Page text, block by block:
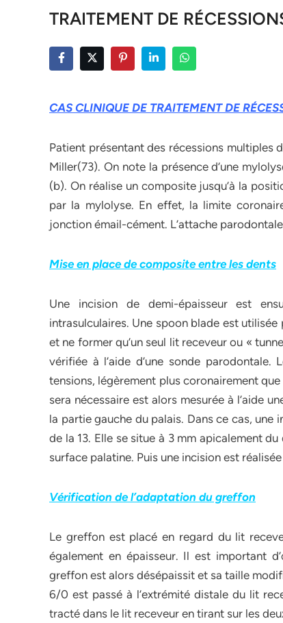
TRAITEMENT DE
CAS CLINIQUE DE TRAITEMENT DE
Patient présentant des récessions multiples
Miller(73). On note la présence d’une
(b). On réalise un composite jusqu’à la
par la mylolyse. En effet, la limite
jonction émail-cément. L’attache
Mise en place de composite entre les dents
Une incision de demi-épaisseur est
intrasulculaires. Une spoon blade est
et ne former qu’un seul lit receveur ou «
vérifiée à l’aide d’une sonde
tensions, légèrement plus coronairement
sera nécessaire est alors mesurée à l’aide
la partie gauche du palais. Dans ce cas, une
de la 13. Elle se situe à 3 mm apicalement
surface palatine. Puis une incision est
Vérification de l’adaptation du greffon
Le greffon est placé en regard du lit
également en épaisseur. Il est important
greffon est alors désépaissit et sa taille
6/0 est passé à l’extrémité distale du lit
tracté dans le lit receveur en tirant sur les